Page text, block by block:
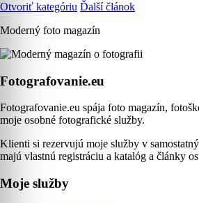
Otvoriť kategóriu Ďalší článok
Moderný foto magazín
Fotografovanie.eu
Fotografovanie.eu spája foto magazín,
moje osobné fotografické služby.
Klienti si rezervujú moje služby v
majú vlastnú registráciu a katalóg a články
Moje služby